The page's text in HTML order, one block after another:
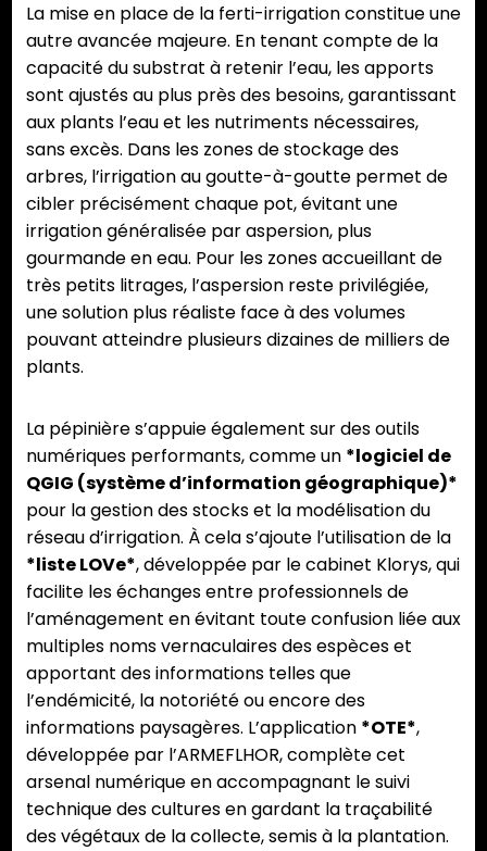
La mise en place de la ferti-irrigation constitue une
autre avancée majeure. En tenant compte de la
capacité du substrat à retenir l’eau, les apports
sont ajustés au plus près des besoins, garantissant
aux plants l’eau et les nutriments nécessaires,
sans excès. Dans les zones de stockage des
arbres, l’irrigation au goutte-à-goutte permet de
cibler précisément chaque pot, évitant une
irrigation généralisée par aspersion, plus
gourmande en eau. Pour les zones accueillant de
très petits litrages, l’aspersion reste privilégiée,
une solution plus réaliste face à des volumes
pouvant atteindre plusieurs dizaines de milliers de
plants.
La pépinière s’appuie également sur des outils
numériques performants, comme un *logiciel de
QGIG (système d’information géographique)*
pour la gestion des stocks et la modélisation du
réseau d’irrigation. À cela s’ajoute l’utilisation de la
*liste LOVe*, développée par le cabinet Klorys, qui
facilite les échanges entre professionnels de
l’aménagement en évitant toute confusion liée aux
multiples noms vernaculaires des espèces et
apportant des informations telles que
l’endémicité, la notoriété ou encore des
informations paysagères. L’application *OTE*,
développée par l’ARMEFLHOR, complète cet
arsenal numérique en accompagnant le suivi
technique des cultures en gardant la traçabilité
des végétaux de la collecte, semis à la plantation.